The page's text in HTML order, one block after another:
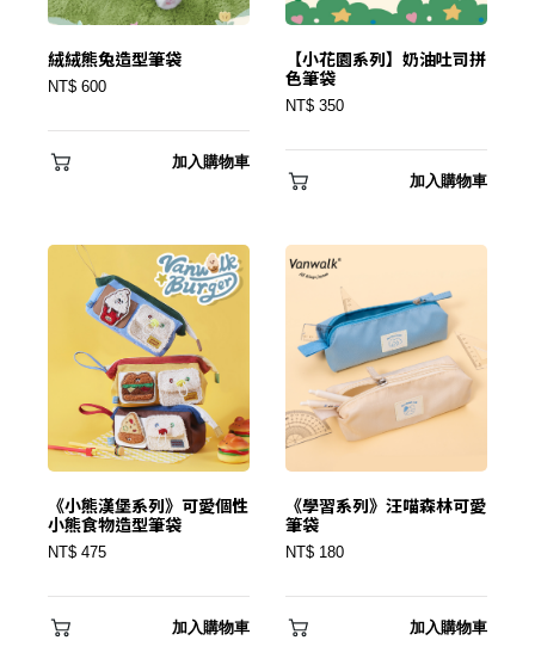
絨絨熊兔造型筆袋
NT$ 600
加入購物車
【小花園系列】奶油吐司拼
色筆袋
NT$ 350
加入購物車
《小熊漢堡系列》可愛個性
小熊食物造型筆袋
NT$ 475
加入購物車
《學習系列》汪喵森林可愛
筆袋
NT$ 180
加入購物車